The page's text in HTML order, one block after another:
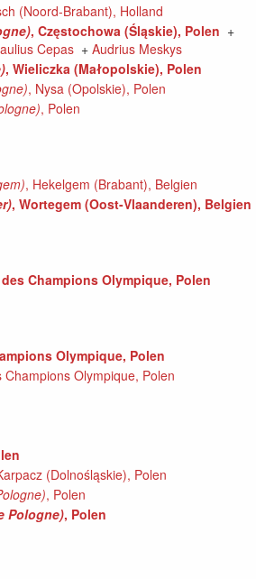
(Noord-Brabant), Holland
, Częstochowa (Śląskie), Polen +
Cepas + Audrius Meskys
, Wieliczka (Małopolskie), Polen
, Nysa (Opolskie), Polen
, Polen
, Hekelgem (Brabant), Belgien
, Wortegem (Oost-Vlaanderen), Belgien
Champions Olympique, Polen
Olympique, Polen
Olympique, Polen
(Dolnośląskie), Polen
, Polen
Pologne), Polen